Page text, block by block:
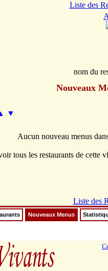
Liste des
nom du
Nouveaux
▼
Aucun nouveau menus
tous les restaurants de cette
Liste des
Nouveaux Menus